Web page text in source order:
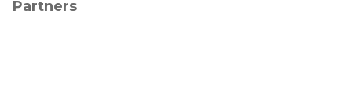
Partners